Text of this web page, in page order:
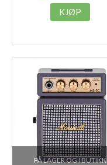
KJØP
PÅ LAGER OG I BUTIKK